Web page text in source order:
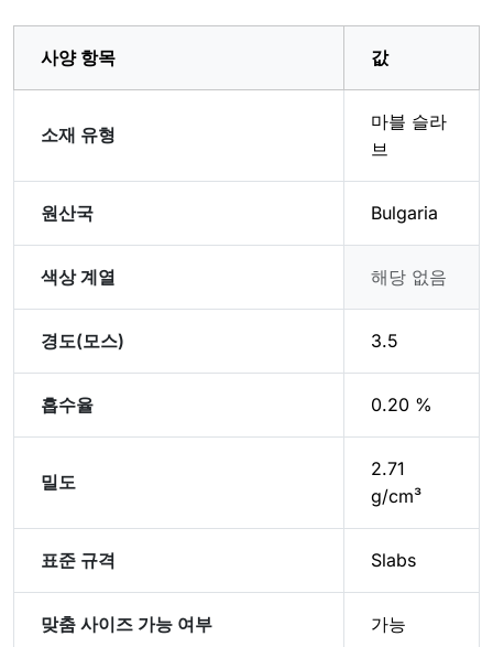
사양 항목 값
소재 유형
마블 슬라
브
원산국 Bulgaria
색상 계열 해당 없음
경도(모스) 3.5
흡수율 0.20 %
밀도
2.71
g/cm³
표준 규격 Slabs
맞춤 사이즈 가능 여부 가능